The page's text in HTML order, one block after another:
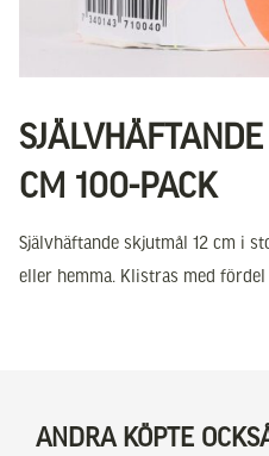
CM 100-PACK
Självhäftande skjutmål 12 cm i
eller hemma. Klistras med
ANDRA KÖPTE